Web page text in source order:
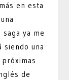
en esta
ya me
siendo una
de